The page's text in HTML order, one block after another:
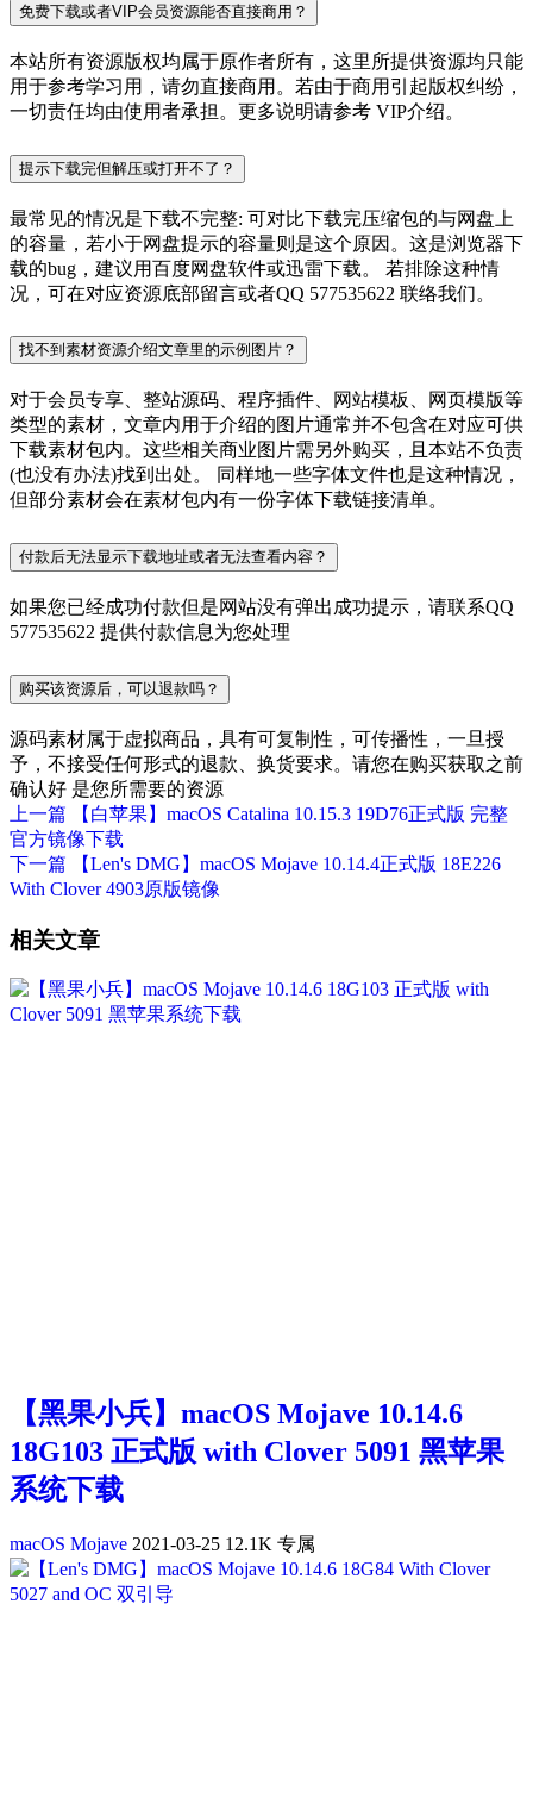
免费下载或者VIP会员资源能否直接商用？
本站所有资源版权均属于原作者所有，这里所提供资源均只能
用于参考学习用，请勿直接商用。若由于商用引起版权纠纷，
一切责任均由使用者承担。更多说明请参考 VIP介绍。
提示下载完但解压或打开不了？
最常见的情况是下载不完整: 可对比下载完压缩包的与网盘上
的容量，若小于网盘提示的容量则是这个原因。这是浏览器下
载的bug，建议用百度网盘软件或迅雷下载。 若排除这种情
况，可在对应资源底部留言或者QQ 577535622 联络我们。
找不到素材资源介绍文章里的示例图片？
对于会员专享、整站源码、程序插件、网站模板、网页模版等
类型的素材，文章内用于介绍的图片通常并不包含在对应可供
下载素材包内。这些相关商业图片需另外购买，且本站不负责
(也没有办法)找到出处。 同样地一些字体文件也是这种情况，
但部分素材会在素材包内有一份字体下载链接清单。
付款后无法显示下载地址或者无法查看内容？
如果您已经成功付款但是网站没有弹出成功提示，请联系QQ
577535622 提供付款信息为您处理
购买该资源后，可以退款吗？
源码素材属于虚拟商品，具有可复制性，可传播性，一旦授
予，不接受任何形式的退款、换货要求。请您在购买获取之前
确认好 是您所需要的资源
上一篇
【白苹果】macOS Catalina 10.15.3 19D76正式版 完整
官方镜像下载
下一篇
【Len's DMG】macOS Mojave 10.14.4正式版 18E226
With Clover 4903原版镜像
相关文章
【黑果小兵】macOS Mojave 10.14.6
18G103 正式版 with Clover 5091 黑苹果
系统下载
macOS Mojave 2021-03-25 12.1K 专属